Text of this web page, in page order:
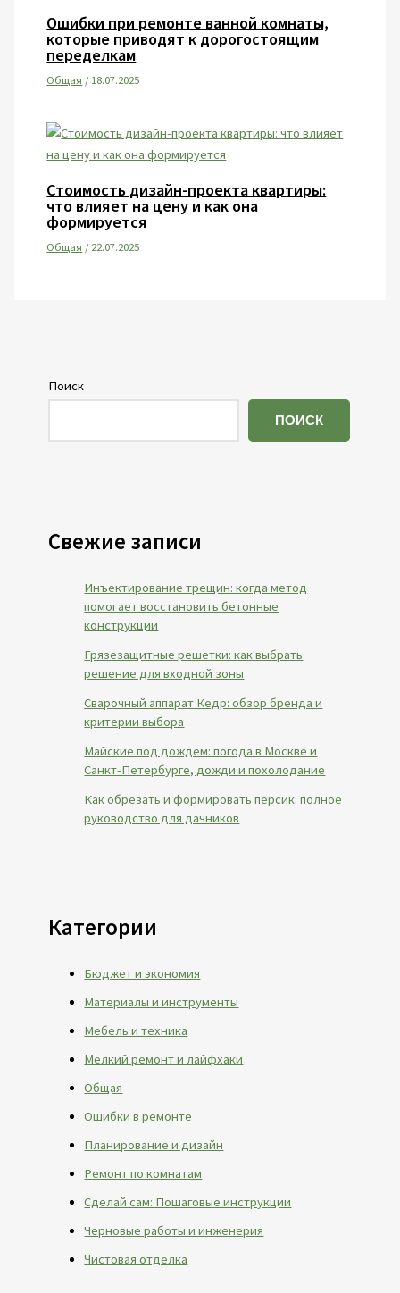
Ошибки при ремонте ванной комнаты,
которые приводят к дорогостоящим
переделкам
Общая /18.07.2025
Стоимость дизайн-проекта квартиры:
что влияет на цену и как она
формируется
Общая /22.07.2025
Поиск
ПОИСК
Свежие записи
Инъектирование трещин: когда метод
помогает восстановить бетонные
конструкции
Грязезащитные решетки: как выбрать
решение для входной зоны
Сварочный аппарат Кедр: обзор бренда и
критерии выбора
Майские под дождем: погода в Москве и
Санкт-Петербурге, дожди и похолодание
Как обрезать и формировать персик: полное
руководство для дачников
Категории
Бюджет и экономия
Материалы и инструменты
Мебель и техника
Мелкий ремонт и лайфхаки
Общая
Ошибки в ремонте
Планирование и дизайн
Ремонт по комнатам
Сделай сам: Пошаговые инструкции
Черновые работы и инженерия
Чистовая отделка